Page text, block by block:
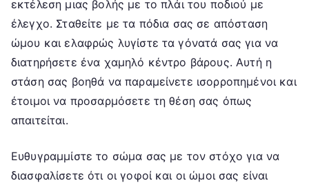
εκτέλεση μιας βολής με το πλάι του ποδιού με
έλεγχο. Σταθείτε με τα πόδια σας σε απόσταση
ώμου και ελαφρώς λυγίστε τα γόνατά σας για να
διατηρήσετε ένα χαμηλό κέντρο βάρους. Αυτή η
στάση σας βοηθά να παραμείνετε ισορροπημένοι και
έτοιμοι να προσαρμόσετε τη θέση σας όπως
απαιτείται.
Ευθυγραμμίστε το σώμα σας με τον στόχο για να
διασφαλίσετε ότι οι γοφοί και οι ώμοι σας είναι